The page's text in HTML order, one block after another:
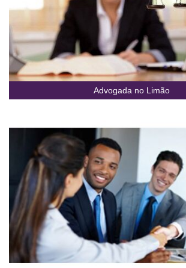
Advogada no Limão